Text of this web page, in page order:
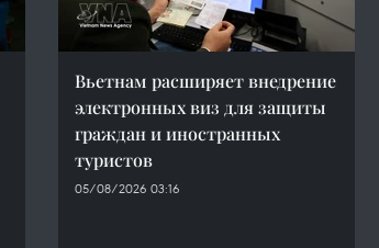
Вьетнам расширяет внедрение
электронных виз для защиты
граждан и иностранных
туристов
05/08/2026 03:16